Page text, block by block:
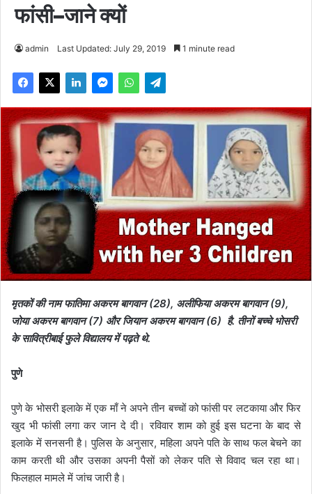
फांसी–जाने क्यों
admin Last Updated: July 29, 2019 1 minute read
मृतकों की नाम फातिमा अकरम बागवान (28), अलीफिया अकरम बागवान (9),
जोया अकरम बागवान (7) और जियान अकरम बागवान (6) है. तीनों बच्चे भोसरी
के सावित्रीबाई फुले विद्यालय में पढ़ते थे.
पुणे
पुणे के भोसरी इलाके में एक माँ ने अपने तीन बच्चों को फांसी पर लटकाया और फिर
खुद भी फांसी लगा कर जान दे दी। रविवार शाम को हुई इस घटना के बाद से
इलाके में सनसनी है। पुलिस के अनुसार, महिला अपने पति के साथ फल बेचने का
काम करती थी और उसका अपनी पैसों को लेकर पति से विवाद चल रहा था।
फिलहाल मामले में जांच जारी है।